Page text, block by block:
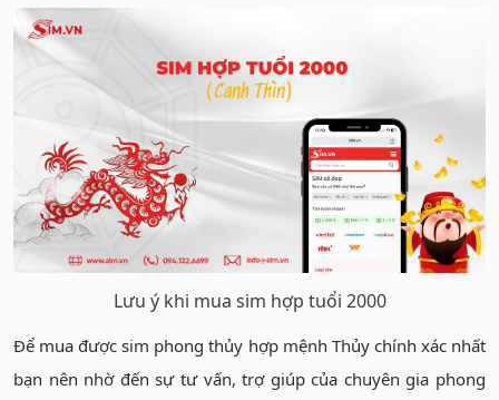
Lưu ý khi mua sim hợp tuổi 2000
Để mua được sim phong thủy hợp mệnh Thủy chính xác nhất
bạn nên nhờ đến sự tư vấn, trợ giúp của chuyên gia phong